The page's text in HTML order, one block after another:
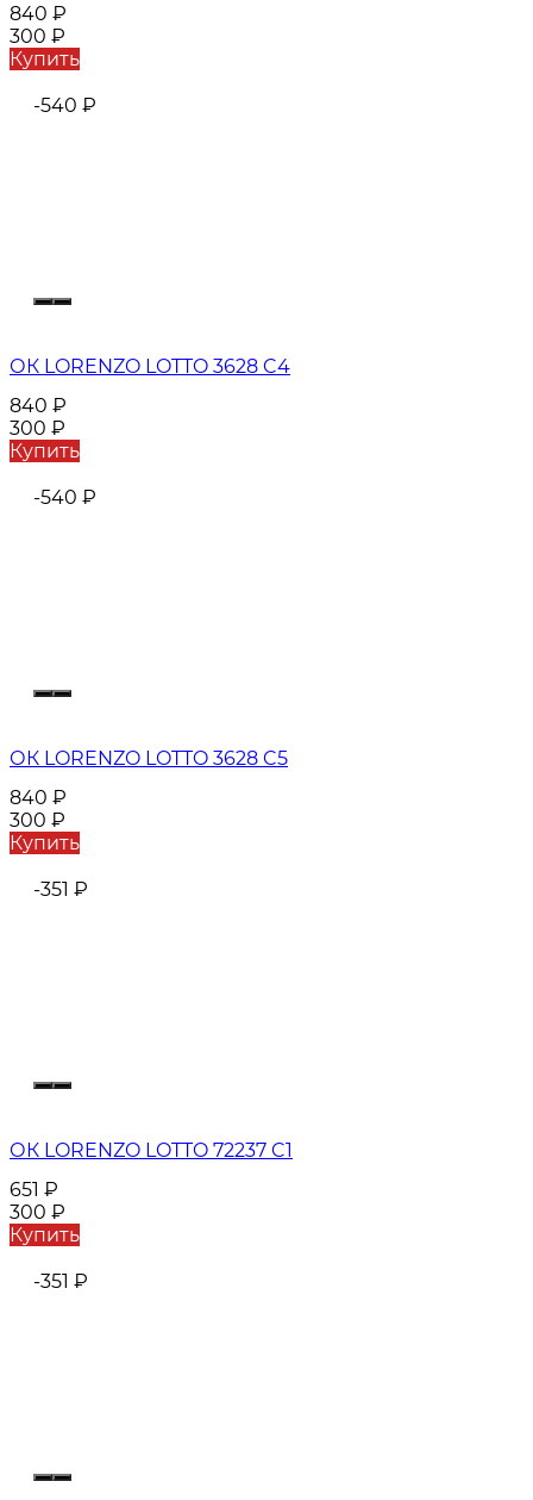
840 ₽
300 ₽
Купить
-540 ₽
ОК LORENZO LOTTO 3628 C4
840 ₽
300 ₽
Купить
-540 ₽
ОК LORENZO LOTTO 3628 C5
840 ₽
300 ₽
Купить
-351 ₽
ОК LORENZO LOTTO 72237 C1
651 ₽
300 ₽
Купить
-351 ₽